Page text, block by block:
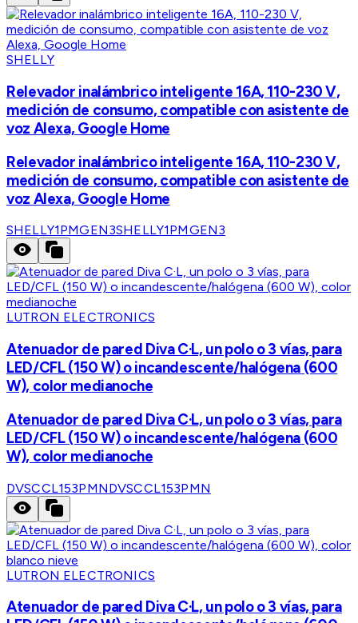
SHELLY
Relevador inalámbrico inteligente 16A, 110-230 V,
medición de consumo, compatible con asistente de
voz Alexa, Google Home
Relevador inalámbrico inteligente 16A, 110-230 V,
medición de consumo, compatible con asistente de
voz Alexa, Google Home
SHELLY1PMGEN3SHELLY1PMGEN3
LUTRON ELECTRONICS
Atenuador de pared Diva C·L, un polo o 3 vías, para
LED/CFL (150 W) o incandescente/halógena (600
W), color medianoche
Atenuador de pared Diva C·L, un polo o 3 vías, para
LED/CFL (150 W) o incandescente/halógena (600
W), color medianoche
DVSCCL153PMNDVSCCL153PMN
LUTRON ELECTRONICS
Atenuador de pared Diva C·L, un polo o 3 vías, para